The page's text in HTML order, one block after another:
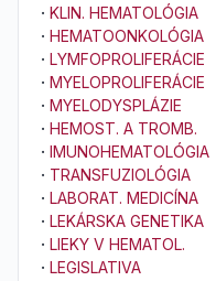
· KLIN. HEMATOLÓGIA
· HEMATOONKOLÓGIA
· LYMFOPROLIFERÁCIE
· MYELOPROLIFERÁCIE
· MYELODYSPLÁZIE
· HEMOST. A TROMB.
· IMUNOHEMATOLÓGIA
· TRANSFUZIOLÓGIA
· LABORAT. MEDICÍNA
· LEKÁRSKA GENETIKA
· LIEKY V HEMATOL.
· LEGISLATIVA